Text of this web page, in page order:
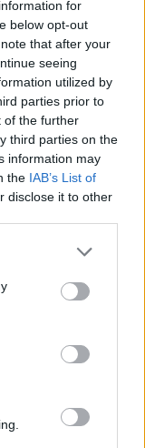
for
below opt-out
that after your
seeing
utilized by
parties prior to
of the further
third parties on the
information may
the IAB’s List of
disclose it to other
στα
Γυαλί, άλλη
στους
, και αυτή